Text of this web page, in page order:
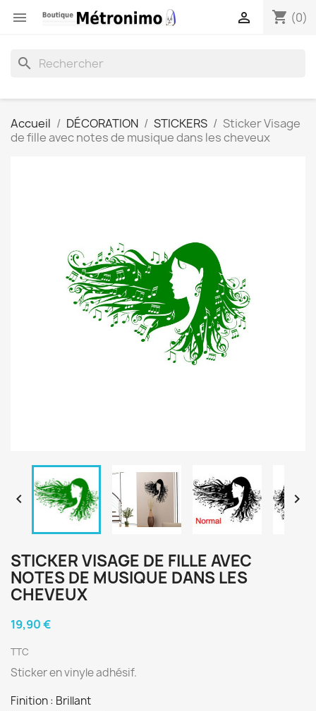
 shopping_cart (0)

search
Accueil DÉCORATION STICKERS
Sticker Visage
de fille avec notes de musique dans les cheveux
 
STICKER VISAGE DE FILLE AVEC
NOTES DE MUSIQUE DANS LES
CHEVEUX
19,90 €
TTC
Sticker en vinyle adhésif.
Finition : Brillant